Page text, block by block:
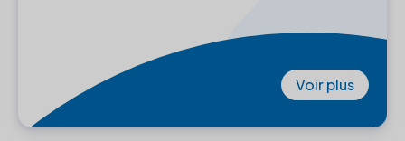
Voir plus